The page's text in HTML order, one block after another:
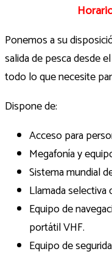
Ponemos a su
salida de pesca desde
todo lo que necesite
Dispone de:
Acceso para
Megafonía y
Sistema mundial
Llamada selectiva
Equipo de
portátil VHF.
Equipo de